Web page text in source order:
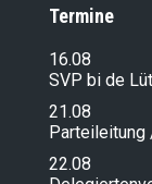
Termine
16.08
SVP bi de
21.08
22.08